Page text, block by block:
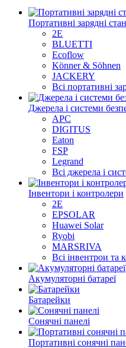
Портативні зарядні
2E
BLUETTI
Ecoflow
Könner & Söhnen
JACKERY
Всі портативні
Джерела і системи
APC
DIGITUS
Eaton
FSP
Legrand
Всі джерела і
Інвентори і контролери
2E
EPSOLAR
Huawei Solar
Ryobi
MARSRIVA
Всі інвентрои та
Акумуляторні батареї
Батарейки
Сонячні панелі
Портативні сонячні